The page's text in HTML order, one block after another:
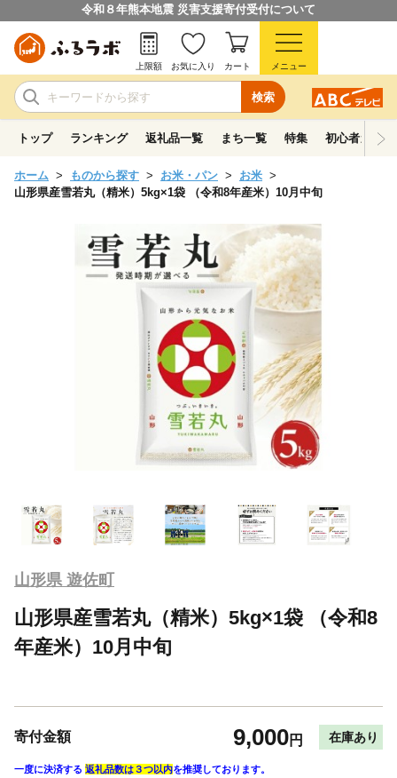
令和８年熊本地震 災害支援寄付受付について
検索
上限額 お気に入り カート メニュー
トップ ランキング 返礼品一覧 まち一覧 特集 初心者ガイド
ホーム ものから探す お米・パン
お米
山形県産雪若丸（精米）5kg×1袋 （令和8年産米）10月中旬
山形県 遊佐町
山形県産雪若丸（精米）5kg×1袋 （令和8
年産米）10月中旬
寄付金額 9,000円 在庫あり
一度に決済する 返礼品数は３つ以内を推奨しております。